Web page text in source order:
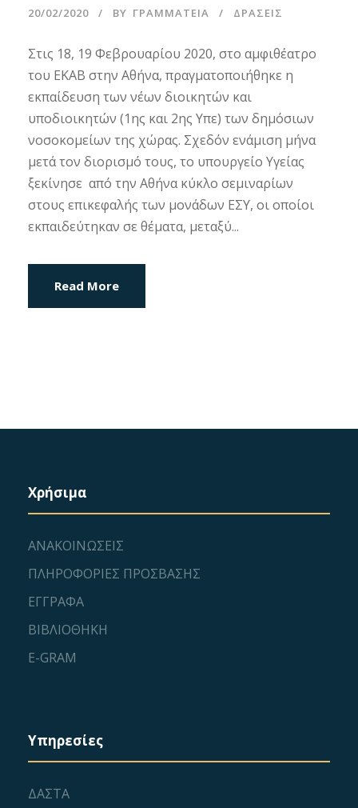
20/02/2020 BY ΓΡΑΜΜΑΤΕΊΑ ΔΡΑΣΕΙΣ
Στις 18, 19 Φεβρουαρίου 2020, στο αμφιθέατρο
του ΕΚΑΒ στην Αθήνα, πραγματοποιήθηκε η
εκπαίδευση των νέων διοικητών και
υποδιοικητών (1ης και 2ης Υπε) των δημόσιων
νοσοκομείων της χώρας. Σχεδόν ενάμιση μήνα
μετά τον διορισμό τους, το υπουργείο Υγείας
ξεκίνησε από την Αθήνα κύκλο σεμιναρίων
στους επικεφαλής των μονάδων ΕΣΥ, οι οποίοι
εκπαιδεύτηκαν σε θέματα, μεταξύ...
Read More
Χρήσιμα
ΑΝΑΚΟΙΝΩΣΕΙΣ
ΠΛΗΡΟΦΟΡΙΕΣ ΠΡΟΣΒΑΣΗΣ
ΕΓΓΡΑΦΑ
ΒΙΒΛΙΟΘΗΚΗ
E-GRAM
Υπηρεσίες
ΔΑΣΤΑ